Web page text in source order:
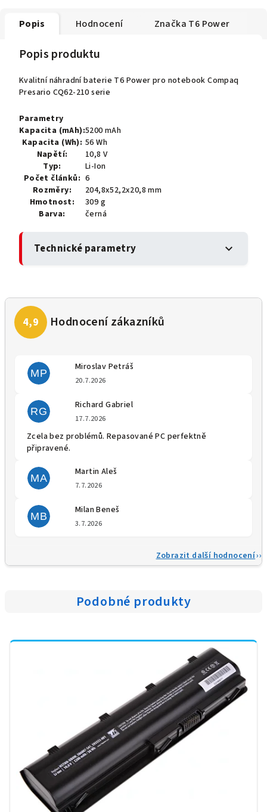
Popis Hodnocení Značka T6 Power
Popis produktu
Kvalitní náhradní baterie T6 Power pro notebook Compaq
Presario CQ62-210 serie
Parametry
Kapacita (mAh):5200 mAh
Kapacita (Wh): 56 Wh
Napětí:
10,8 V
Typ:
Li-Ion
Počet článků: 6
Rozměry:
204,8x52,2x20,8 mm
Hmotnost:
309 g
Barva:
černá
Technické parametry expand_more
MP
Miroslav Petráš
20.7.2026
RG
Richard Gabriel
17.7.2026
Zcela bez problémů. Repasované PC perfektně
připravené.
MA
Martin Aleš
7.7.2026
MB
Milan Beneš
3.7.2026
Zobrazit další hodnocení
Podobné produkty